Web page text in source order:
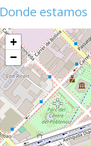
Donde estamos
+
−